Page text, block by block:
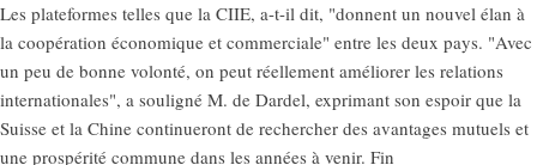
Les plateformes telles que la CIIE, a-t-il dit, "donnent un nouvel élan à
la coopération économique et commerciale" entre les deux pays. "Avec
un peu de bonne volonté, on peut réellement améliorer les relations
internationales", a souligné M. de Dardel, exprimant son espoir que la
Suisse et la Chine continueront de rechercher des avantages mutuels et
une prospérité commune dans les années à venir. Fin